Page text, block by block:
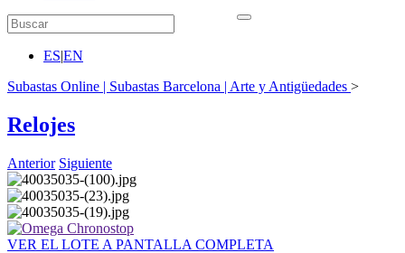
ES|EN
Subastas Online | Subastas Barcelona | Arte y Antigüedades >
Relojes
Anterior Siguiente
VER EL LOTE A PANTALLA COMPLETA